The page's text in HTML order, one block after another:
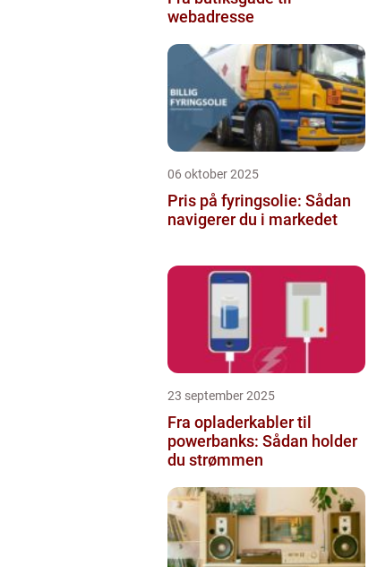
webadresse
06 oktober 2025
Pris på fyringsolie: Sådan
navigerer du i markedet
23 september 2025
Fra opladerkabler til
powerbanks: Sådan holder
du strømmen